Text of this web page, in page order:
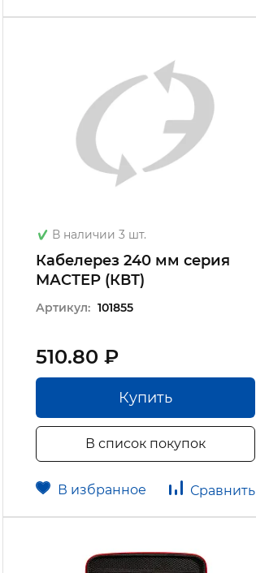
В наличии 3 шт.
Кабелерез 240 мм серия
МАСТЕР (КВТ)
Артикул: 101855
510.80 ₽
Купить
В список покупок
В избранное Сравнить